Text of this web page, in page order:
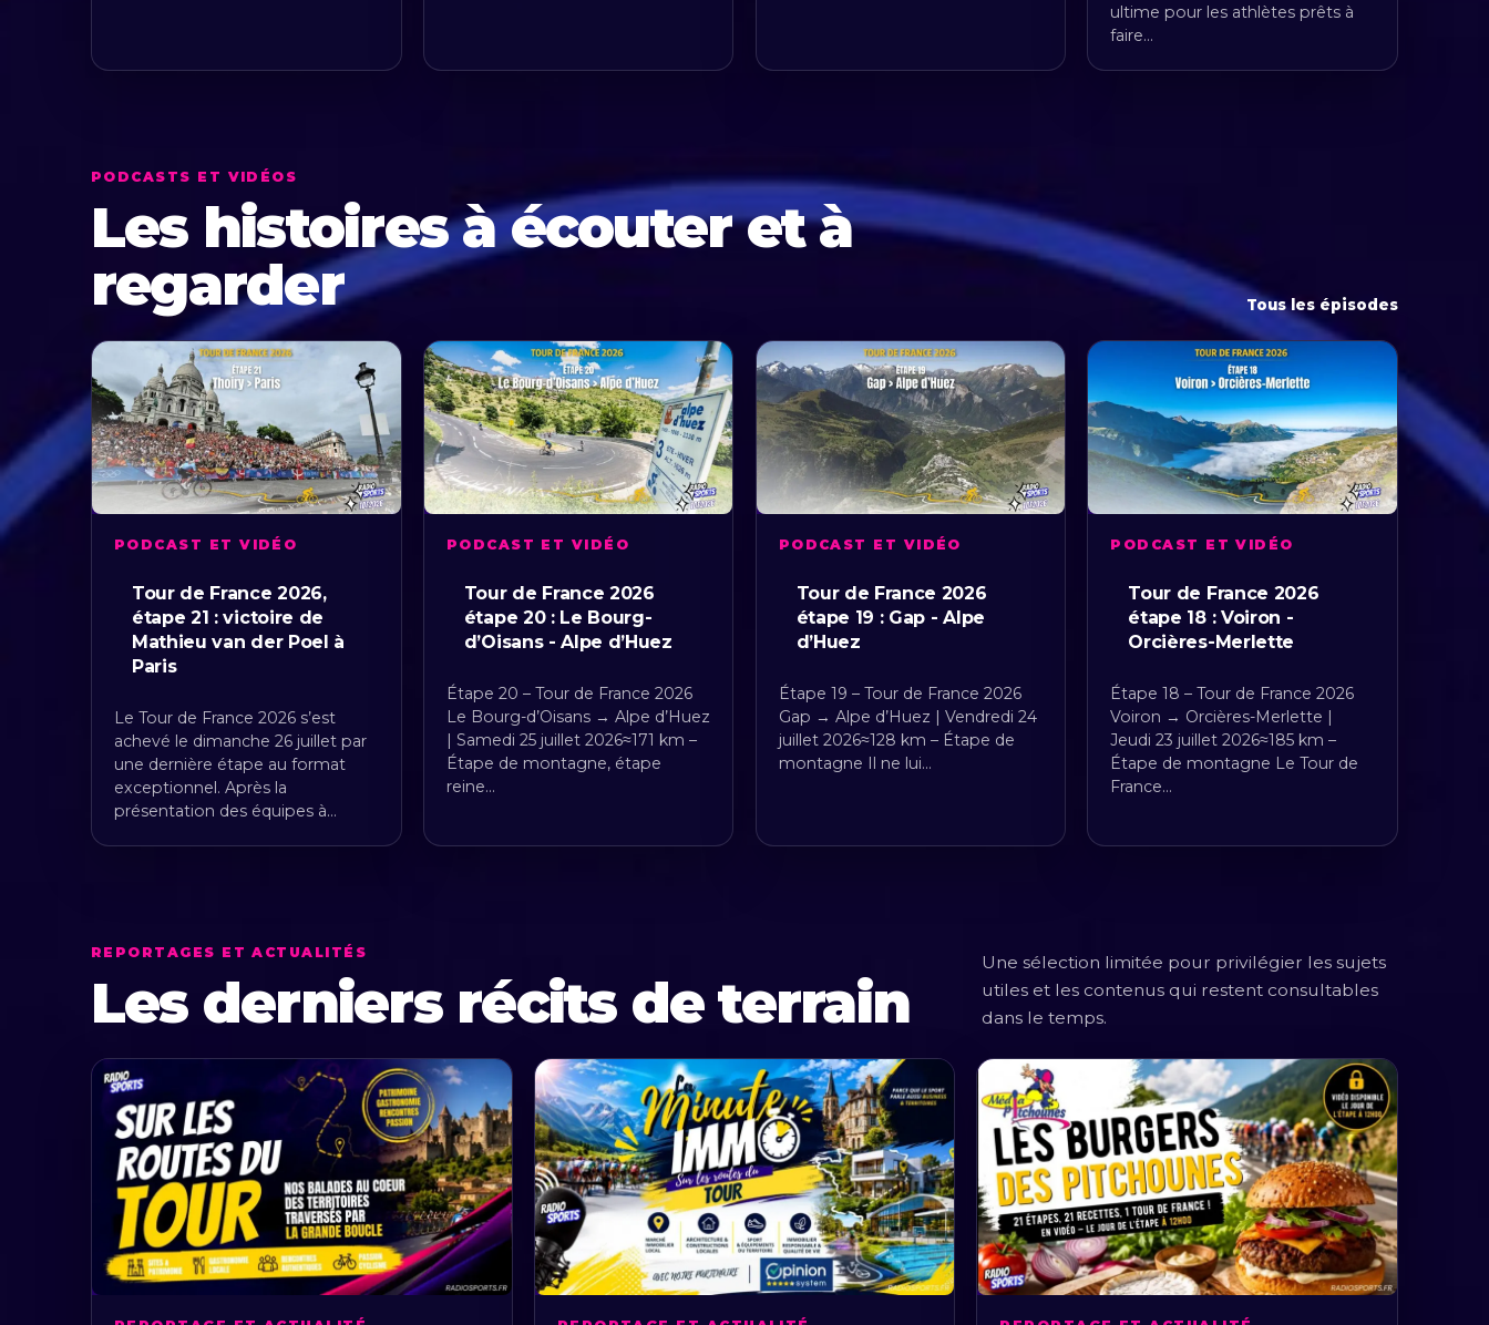
ultime pour les athlètes prêts à
faire…
PODCASTS ET VIDÉOS
Les histoires à écouter et à
regarder
Tous les épisodes
PODCAST ET VIDÉO
Tour de France 2026,
étape 21 : victoire de
Mathieu van der Poel à
Paris
Le Tour de France 2026 s’est
achevé le dimanche 26 juillet par
une dernière étape au format
exceptionnel. Après la
présentation des équipes à…
PODCAST ET VIDÉO
Tour de France 2026
étape 20 : Le Bourg-
d’Oisans - Alpe d’Huez
Étape 20 – Tour de France 2026
Le Bourg-d’Oisans → Alpe d’Huez
| Samedi 25 juillet 2026≈171 km –
Étape de montagne, étape
reine…
PODCAST ET VIDÉO
Tour de France 2026
étape 19 : Gap - Alpe
d’Huez
Étape 19 – Tour de France 2026
Gap → Alpe d’Huez | Vendredi 24
juillet 2026≈128 km – Étape de
montagne Il ne lui…
PODCAST ET VIDÉO
Tour de France 2026
étape 18 : Voiron -
Orcières-Merlette
Étape 18 – Tour de France 2026
Voiron → Orcières-Merlette |
Jeudi 23 juillet 2026≈185 km –
Étape de montagne Le Tour de
France…
REPORTAGES ET ACTUALITÉS
Les derniers récits de terrain
Une sélection limitée pour privilégier les sujets
utiles et les contenus qui restent consultables
dans le temps.